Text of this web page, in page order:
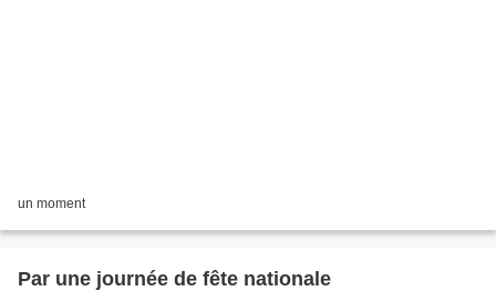
un moment
Par une journée de fête nationale